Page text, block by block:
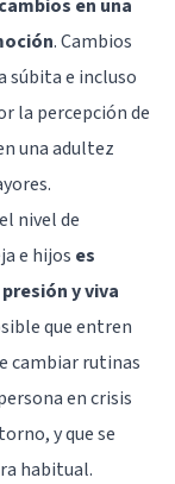
en una
. Cambios
súbita e incluso
la percepción de
una adultez
nivel de
e hijos es
y viva
que entren
cambiar rutinas
en crisis
y que se
habitual.